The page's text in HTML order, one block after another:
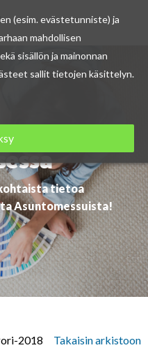
tietoa
Asuntomessuista!
2018 Takaisin arkistoon
(esim. evästetunniste) ja
mahdollisen
sisällön ja mainonnan
sallit tietojen käsittelyn.